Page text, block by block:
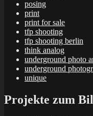
posing
print
print for sale
tfp shooting
tfp shooting berlin
think analog
underground photo
underground
unique
Projekte zum